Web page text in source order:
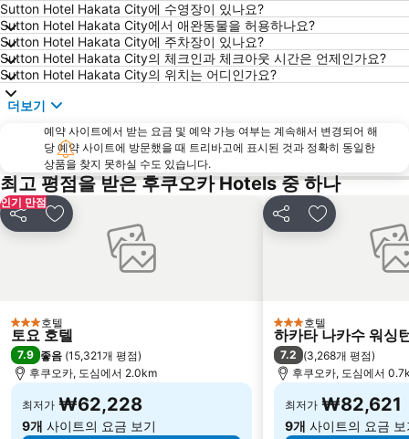
Nishitetsu Kurume Station
Nishitetsu Hirao Station
Fukuoka Yafuoku! Dome
Marine World Uminonakamichi
Sutton Hotel Hakata City에 수영장이 있나요?
Sutton Hotel Hakata City에서 애완동물을 허용하나요?
Sutton Hotel Hakata City에 주차장이 있나요?
Sutton Hotel Hakata City의 체크인과 체크아웃 시간은 언제인가요?
Sutton Hotel Hakata City의 위치는 어디인가요?
더보기
예약 사이트에서 받는 요금 및 예약 가능 여부는 계속해서 변경되어 해
당 예약 사이트에 방문했을 때 트리바고에 표시된 것과 정확히 동일한
상품을 찾지 못하실 수도 있습니다.
최고 평점을 받은 후쿠오카 Hotels 중 하나
인기 만점
공유 즐겨찾기에 추가
3 성급호텔
토요 호텔
7.9 좋음 (15,321개 평점)
후쿠오카, 도심에서 2.0km
최저가 ₩62,228
9개 사이트의 요금 보기
공유 즐겨찾기에
3 성급호텔
하카타 나카수 워싱
7.2 (3,268개 평점)
후쿠오카, 도심에서
최저가 ₩82,621
9개 사이트의 요금 보